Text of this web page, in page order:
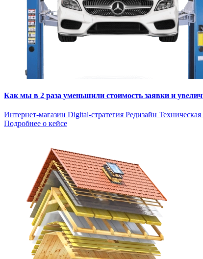
Как мы в 2 раза уменьшили стоимость заявки и
Интернет-магазин Digital-стратегия Редизайн
Подробнее о кейсе